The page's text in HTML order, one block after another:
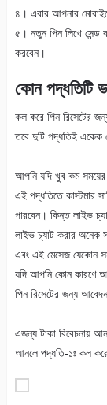
৪। এবার আপনার
৫। নতুন পিন লিখে সেন্ড
করবেন।
কোন পদ্ধতিটি
কল করে পিন রিসেটের
তবে দুটি পদ্ধতিই একেক
আপনি যদি খুব কম সময়ের
এই পদ্ধতিতে কাস্টমার
পারবেন। কিন্ত লাইভ
লাইভ চ্যাট করার অনেক
এবং এই মেসেজ যেকোন
যদি আপনি কোন কারণে
পিন রিসেটের জন্য
এজন্য টাকা বিবেচনায়
আনলে পদ্ধতি-১ঃ কল